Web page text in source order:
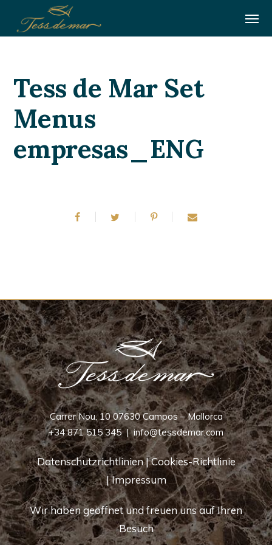
Tess de Mar Set
Menus
empresas_ENG
Carrer Nou, 10 07630 Campos – Mallorca
+34 871 515 345|info@tessdemar.com
Datenschutzrichtlinien|Cookies-Richtlinie
|Impressum
Wir haben geöffnet und freuen uns auf Ihren
Besuch